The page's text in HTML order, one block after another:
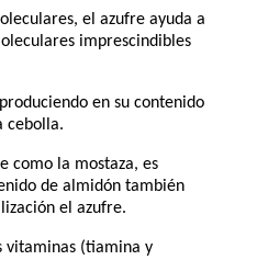
el azufre ayuda a
imprescindibles
en su contenido
cebolla.
como la mostaza, es
de almidón también
el azufre.
vitaminas (tiamina y